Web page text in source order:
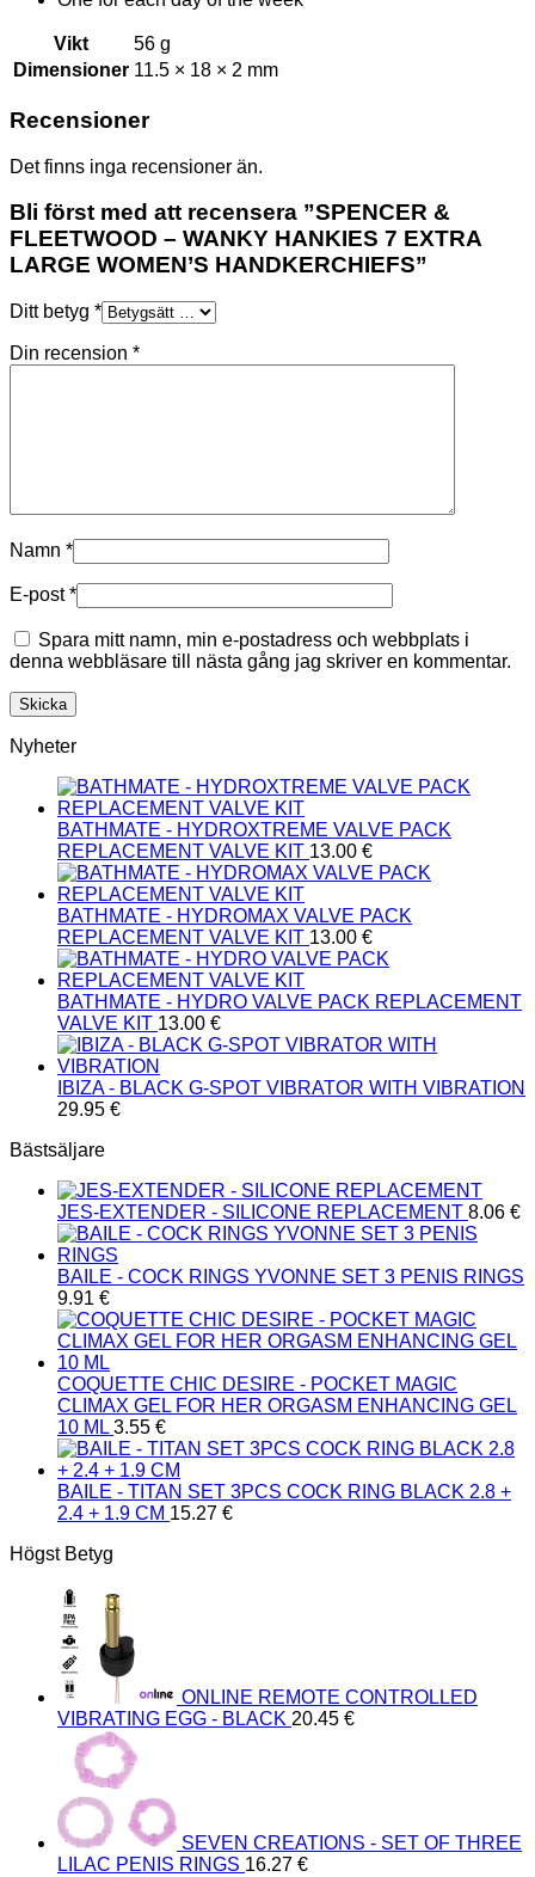
Vikt
56 g
Dimensioner 11.5 × 18 × 2 mm
Recensioner
Det finns inga recensioner än.
Bli först med att recensera ”SPENCER &
FLEETWOOD – WANKY HANKIES 7 EXTRA
LARGE WOMEN’S HANDKERCHIEFS”
Ditt betyg *
Din recension *
Namn *
E-post*
Spara mitt namn, min e-postadress och webbplats i
denna webbläsare till nästa gång jag skriver en kommentar.
Nyheter
BATHMATE - HYDROXTREME VALVE PACK
REPLACEMENT VALVE KIT 13.00 €
BATHMATE - HYDROMAX VALVE PACK
REPLACEMENT VALVE KIT 13.00 €
BATHMATE - HYDRO VALVE PACK REPLACEMENT
VALVE KIT 13.00 €
IBIZA - BLACK G-SPOT VIBRATOR WITH VIBRATION
29.95 €
Bästsäljare
JES-EXTENDER - SILICONE REPLACEMENT 8.06 €
BAILE - COCK RINGS YVONNE SET 3 PENIS RINGS
9.91 €
COQUETTE CHIC DESIRE - POCKET MAGIC
CLIMAX GEL FOR HER ORGASM ENHANCING GEL
10 ML 3.55 €
BAILE - TITAN SET 3PCS COCK RING BLACK 2.8 +
2.4 + 1.9 CM 15.27 €
Högst Betyg
ONLINE REMOTE CONTROLLED
VIBRATING EGG - BLACK 20.45 €
SEVEN CREATIONS - SET OF THREE
LILAC PENIS RINGS 16.27 €